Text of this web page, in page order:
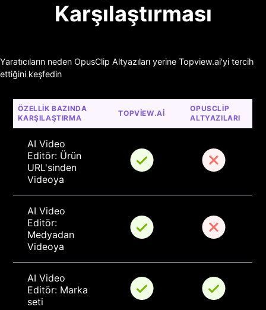
Karşılaştırması
Yaratıcıların neden OpusClip Altyazıları yerine Topview.ai'yi tercih
ettiğini keşfedin
ÖZELLIK BAZINDA
KARŞILAŞTIRMA
TOPVIEW.AI
OPUSCLIP
ALTYAZILARI
AI Video
Editör: Ürün
URL'sinden
Videoya
AI Video
Editör:
Medyadan
Videoya
AI Video
Editör: Marka
seti